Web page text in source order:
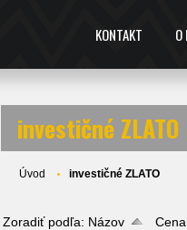
KONTAKT O
investičné ZLATO
Úvod investičné ZLATO
Zoradiť podľa: Názov Cena